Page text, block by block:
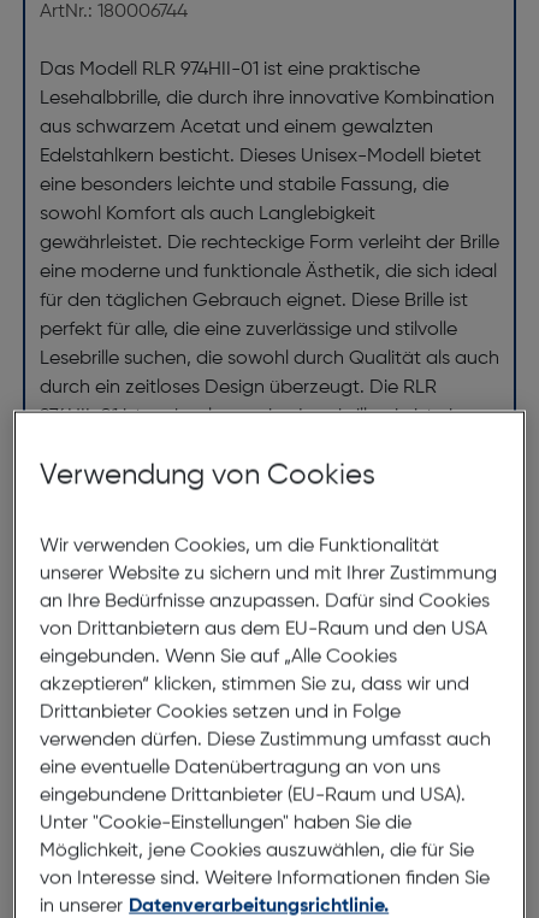
ArtNr.: 180006744
Das Modell RLR 974HII-01 ist eine praktische
Lesehalbbrille, die durch ihre innovative Kombination
aus schwarzem Acetat und einem gewalzten
Edelstahlkern besticht. Dieses Unisex-Modell bietet
eine besonders leichte und stabile Fassung, die
sowohl Komfort als auch Langlebigkeit
gewährleistet. Die rechteckige Form verleiht der Brille
eine moderne und funktionale Ästhetik, die sich ideal
für den täglichen Gebrauch eignet. Diese Brille ist
perfekt für alle, die eine zuverlässige und stilvolle
Lesebrille suchen, die sowohl durch Qualität als auch
durch ein zeitloses Design überzeugt. Die RLR
974HII-01 ist mehr als nur eine Lesebrille, sie ist ein
Abmessungen
Brillenbreite:137mm
Steg:18mm
Glasbreite:
53mm
Bügellänge:150mm
(individuell ausrichtbar)
137mm
Verwendung von Cookies
Wir verwenden Cookies, um die Funktionalität
unserer Website zu sichern und mit Ihrer Zustimmung
an Ihre Bedürfnisse anzupassen. Dafür sind Cookies
von Drittanbietern aus dem EU-Raum und den USA
eingebunden. Wenn Sie auf „Alle Cookies
akzeptieren“ klicken, stimmen Sie zu, dass wir und
Drittanbieter Cookies setzen und in Folge
verwenden dürfen. Diese Zustimmung umfasst auch
eine eventuelle Datenübertragung an von uns
eingebundene Drittanbieter (EU-Raum und USA).
Unter "Cookie-Einstellungen" haben Sie die
Möglichkeit, jene Cookies auszuwählen, die für Sie
von Interesse sind. Weitere Informationen finden Sie
in unserer Datenverarbeitungsrichtlinie.